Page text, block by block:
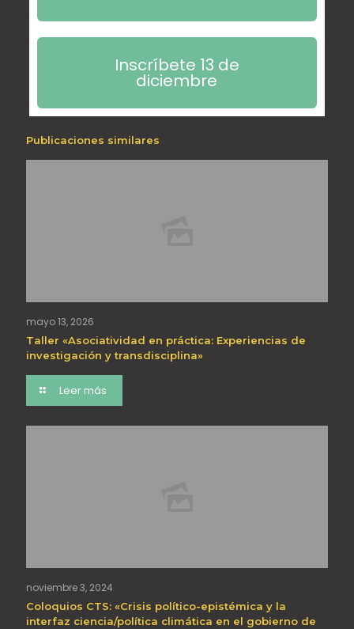
Inscríbete 13 de
diciembre
Publicaciones similares
mayo 13, 2026
Taller «Asociatividad en práctica: Experiencias de
investigación y transdisciplina»
Leer más
noviembre 3, 2024
Coloquios CTS: «Crisis político-epistémica y la
interfaz ciencia/política climática en el gobierno de